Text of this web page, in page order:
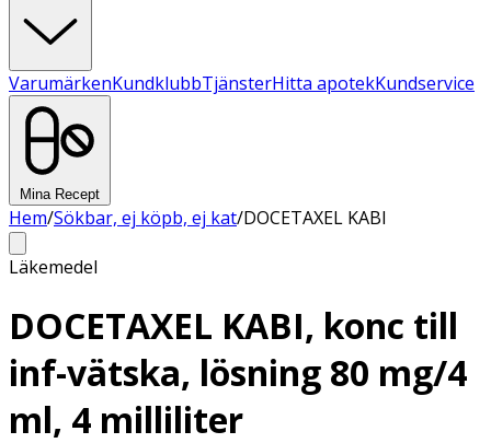
VarumärkenKundklubbTjänsterHitta apotekKundservice
Mina Recept
Hem/Sökbar, ej köpb, ej kat/DOCETAXEL KABI
Läkemedel
DOCETAXEL KABI, konc till
inf-vätska, lösning 80 mg/4
ml, 4 milliliter